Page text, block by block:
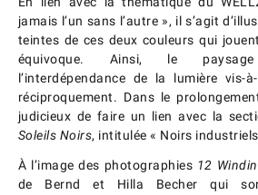
jamais l’un sans l’autre », il s’agit
teintes de ces deux couleurs qui
équivoque. Ainsi, le
l’interdépendance de la lumière vis-
réciproquement. Dans le
judicieux de faire un lien avec la
Soleils Noirs, intitulée « Noirs
À l’image des photographies 12
de Bernd et Hilla Becher qui